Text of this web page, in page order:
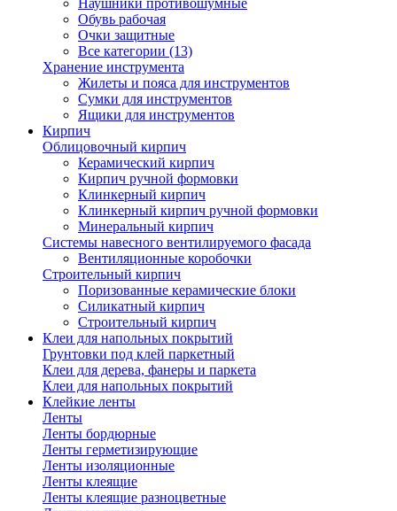
Наушники противошумные
Обувь рабочая
Очки защитные
Все категории (13)
Хранение инструмента
Жилеты и пояса для инструментов
Сумки для инструментов
Ящики для инструментов
Кирпич
Облицовочный кирпич
Керамический кирпич
Кирпич ручной формовки
Клинкерный кирпич
Клинкерный кирпич ручной формовки
Минеральный кирпич
Системы навесного вентилируемого фасада
Вентиляционные коробочки
Строительный кирпич
Поризованные керамические блоки
Силикатный кирпич
Строительный кирпич
Клеи для напольных покрытий
Грунтовки под клей паркетный
Клеи для дерева, фанеры и паркета
Клеи для напольных покрытий
Клейкие ленты
Ленты
Ленты бордюрные
Ленты герметизирующие
Ленты изоляционные
Ленты клеящие
Ленты клеящие разноцветные